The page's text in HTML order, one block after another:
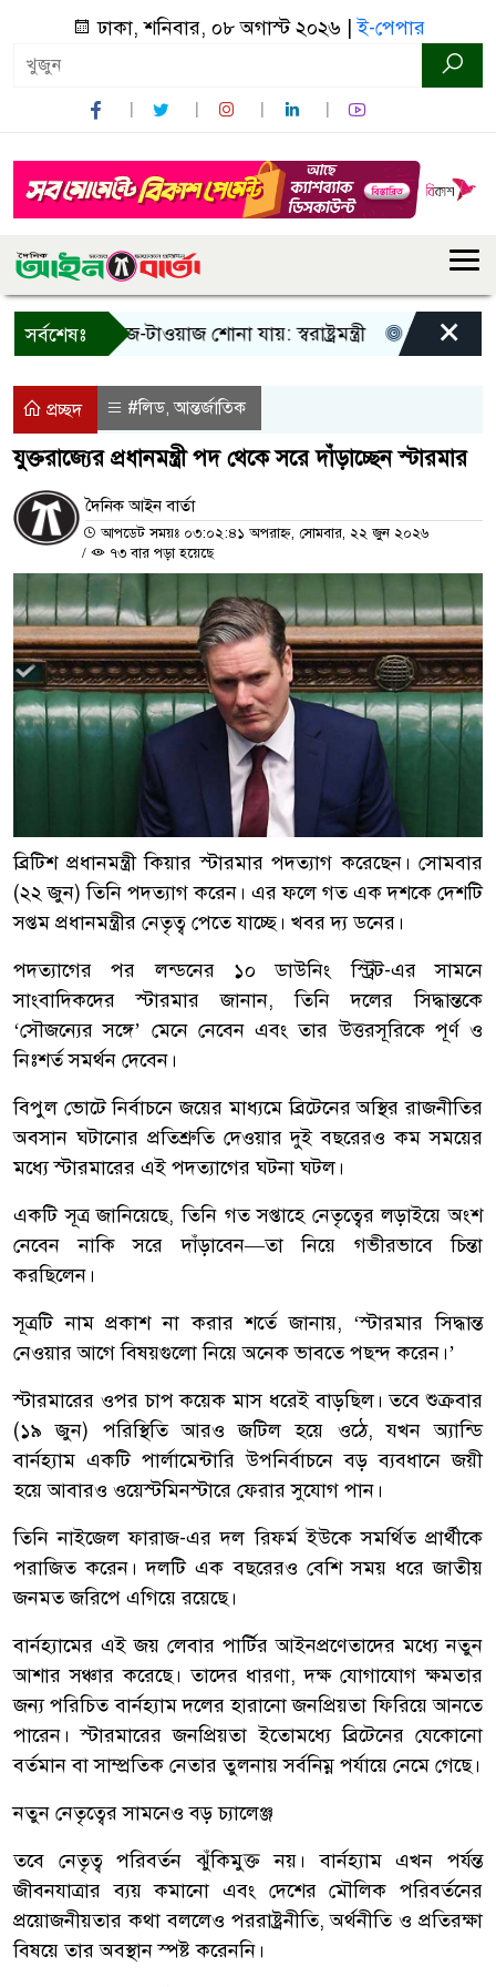
ঢাকা, শনিবার, ০৮ অগাস্ট ২০২৬ |ই-পেপার
সর্বশেষঃ
শুধু আওয়াজ-টাওয়াজ শোনা যায়: স্বরাষ্ট্রমন্ত্রী তিন দিনের
×
প্রচ্ছদ #লিড,আন্তর্জাতিক
যুক্তরাজ্যের প্রধানমন্ত্রী পদ থেকে সরে দাঁড়াচ্ছেন স্টারমার
দৈনিক আইন বার্তা
আপডেট সময়ঃ ০৩:০২:৪১ অপরাহ্ন, সোমবার, ২২ জুন ২০২৬
/
৭৩ বার পড়া হয়েছে
ব্রিটিশ প্রধানমন্ত্রী কিয়ার স্টারমার পদত্যাগ করেছেন। সোমবার
(২২ জুন) তিনি পদত্যাগ করেন। এর ফলে গত এক দশকে দেশটি
সপ্তম প্রধানমন্ত্রীর নেতৃত্ব পেতে যাচ্ছে। খবর দ্য ডনের।
পদত্যাগের পর লন্ডনের ১০ ডাউনিং স্ট্রিট-এর সামনে
সাংবাদিকদের স্টারমার জানান, তিনি দলের সিদ্ধান্তকে
‘সৌজন্যের সঙ্গে’ মেনে নেবেন এবং তার উত্তরসূরিকে পূর্ণ ও
নিঃশর্ত সমর্থন দেবেন।
বিপুল ভোটে নির্বাচনে জয়ের মাধ্যমে ব্রিটেনের অস্থির রাজনীতির
অবসান ঘটানোর প্রতিশ্রুতি দেওয়ার দুই বছরেরও কম সময়ের
মধ্যে স্টারমারের এই পদত্যাগের ঘটনা ঘটল।
একটি সূত্র জানিয়েছে, তিনি গত সপ্তাহে নেতৃত্বের লড়াইয়ে অংশ
নেবেন নাকি সরে দাঁড়াবেন—তা নিয়ে গভীরভাবে চিন্তা
করছিলেন।
সূত্রটি নাম প্রকাশ না করার শর্তে জানায়, ‘স্টারমার সিদ্ধান্ত
নেওয়ার আগে বিষয়গুলো নিয়ে অনেক ভাবতে পছন্দ করেন।’
স্টারমারের ওপর চাপ কয়েক মাস ধরেই বাড়ছিল। তবে শুক্রবার
(১৯ জুন) পরিস্থিতি আরও জটিল হয়ে ওঠে, যখন অ্যান্ডি
বার্নহ্যাম একটি পার্লামেন্টারি উপনির্বাচনে বড় ব্যবধানে জয়ী
হয়ে আবারও ওয়েস্টমিনস্টারে ফেরার সুযোগ পান।
তিনি নাইজেল ফারাজ-এর দল রিফর্ম ইউকে সমর্থিত প্রার্থীকে
পরাজিত করেন। দলটি এক বছরেরও বেশি সময় ধরে জাতীয়
জনমত জরিপে এগিয়ে রয়েছে।
বার্নহ্যামের এই জয় লেবার পার্টির আইনপ্রণেতাদের মধ্যে নতুন
আশার সঞ্চার করেছে। তাদের ধারণা, দক্ষ যোগাযোগ ক্ষমতার
জন্য পরিচিত বার্নহ্যাম দলের হারানো জনপ্রিয়তা ফিরিয়ে আনতে
পারেন। স্টারমারের জনপ্রিয়তা ইতোমধ্যে ব্রিটেনের যেকোনো
বর্তমান বা সাম্প্রতিক নেতার তুলনায় সর্বনিম্ন পর্যায়ে নেমে গেছে।
নতুন নেতৃত্বের সামনেও বড় চ্যালেঞ্জ
তবে নেতৃত্ব পরিবর্তন ঝুঁকিমুক্ত নয়। বার্নহ্যাম এখন পর্যন্ত
জীবনযাত্রার ব্যয় কমানো এবং দেশের মৌলিক পরিবর্তনের
প্রয়োজনীয়তার কথা বললেও পররাষ্ট্রনীতি, অর্থনীতি ও প্রতিরক্ষা
বিষয়ে তার অবস্থান স্পষ্ট করেননি।